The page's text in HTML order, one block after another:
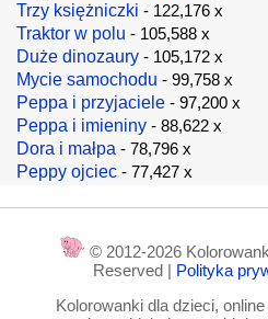
Trzy księżniczki - 122,176 x
Traktor w polu - 105,588 x
Duże dinozaury - 105,172 x
Mycie samochodu - 99,758 x
Peppa i przyjaciele - 97,200 x
Peppa i imieniny - 88,622 x
Dora i małpa - 78,796 x
Peppy ojciec - 77,427 x
© 2012-2026
Reserved | Polityka
Kolorowanki dla dzieci,